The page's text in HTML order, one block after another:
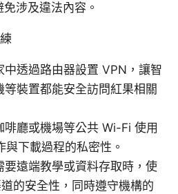
涉及違法內容。
中透過路由器設置 VPN，讓智
裝置都能安全訪問紅果相關
啡廳或機場等公共 Wi-Fi 使用
下載過程的私密性。
要遠端教學或資料存取時，使
的安全性，同時遵守機構的